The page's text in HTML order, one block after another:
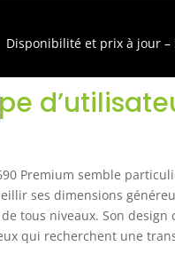
Disponibilité et prix à jour
Premium semble
ses dimensions
tous niveaux. Son
qui recherchent une